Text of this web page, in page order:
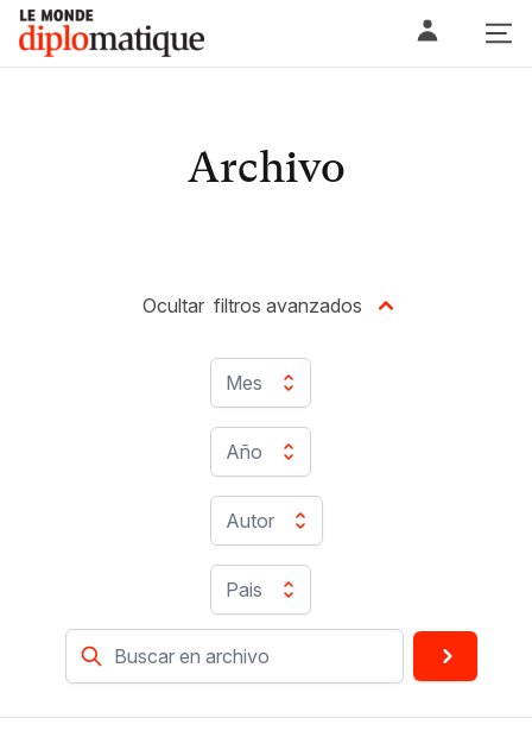
Skip
content
Le monde diplomatique
Archivo
Mes
Año
Autor
Pais
Ocultar filtros avanzados